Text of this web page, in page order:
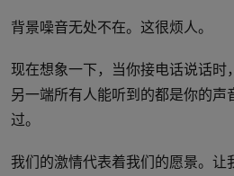
背景噪音无处不在。这很烦人。
现在想象一下，当你接电话说话
另一端所有人能听到的都是你的声
过。
我们的激情代表着我们的愿景。让